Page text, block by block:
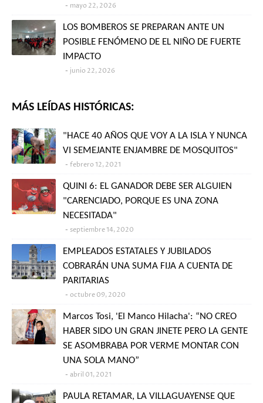
mayo 22, 2026
LOS BOMBEROS SE PREPARAN ANTE UN
POSIBLE FENÓMENO DE EL NIÑO DE FUERTE
IMPACTO
junio 22, 2026
MÁS LEÍDAS HISTÓRICAS:
"HACE 40 AÑOS QUE VOY A LA ISLA Y NUNCA
VI SEMEJANTE ENJAMBRE DE MOSQUITOS"
febrero 12, 2021
QUINI 6: EL GANADOR DEBE SER ALGUIEN
"CARENCIADO, PORQUE ES UNA ZONA
NECESITADA"
septiembre 14, 2020
EMPLEADOS ESTATALES Y JUBILADOS
COBRARÁN UNA SUMA FIJA A CUENTA DE
PARITARIAS
octubre 09, 2020
Marcos Tosi, 'El Manco Hilacha': “NO CREO
HABER SIDO UN GRAN JINETE PERO LA GENTE
SE ASOMBRABA POR VERME MONTAR CON
UNA SOLA MANO”
abril 01, 2021
PAULA RETAMAR, LA VILLAGUAYENSE QUE